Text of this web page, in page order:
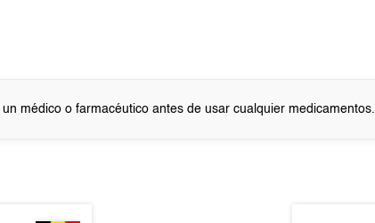
médico o farmacéutico antes de usar cualquier medicamentos.